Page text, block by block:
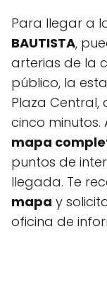
Para llegar a
BAUTISTA,
arterias de la
público, la
Plaza
cinco minutos.
mapa
puntos de
llegada. Te
mapa y
oficina de